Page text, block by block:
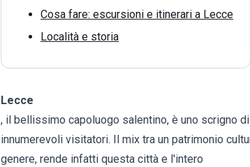
Cosa fare: escursioni e itinerari a Lecce
Località e storia
Lecce
, il bellissimo capoluogo salentino, è uno scrigno
innumerevoli visitatori. Il mix tra un patrimonio
genere, rende infatti questa città e l'intero